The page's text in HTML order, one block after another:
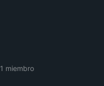
1 miembro